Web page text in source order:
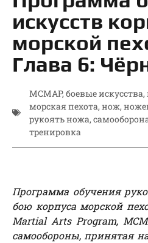
искусств
морской
Глава 6:
MCMAP, боевые искусства,
морская пехота, нож,
рукоять ножа,
тренировка
Программа обучения
бою корпуса морской
Martial Arts Program,
самообороны, принятая